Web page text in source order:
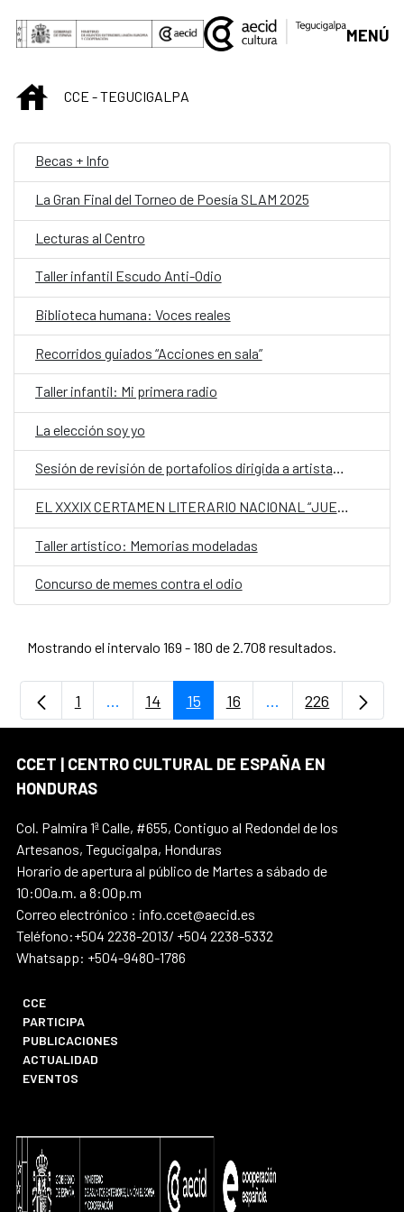
Saltar al contenido principal
MENÚ
INICIOCCE - TEGUCIGALPA
Becas + Info
La Gran Final del Torneo de Poesía SLAM 2025
Lecturas al Centro
Taller infantil Escudo Anti-Odio
Biblioteca humana: Voces reales
Recorridos guiados “Acciones en sala”
Taller infantil: Mi primera radio
La elección soy yo
Sesión de revisión de portafolios dirigida a artistas visuales
EL XXXIX CERTAMEN LITERARIO NACIONAL “JUEGOS FLORALES” DE SANTA ROSA DE COPÁN
Taller artístico: Memorias modeladas
Concurso de memes contra el odio
Mostrando el intervalo 169 - 180 de 2.708 resultados.
Página
1 ...Páginas intermedias Use TAB para
Página
14 Página
15 Página
16 ...PáginasPágina
226
CCET | CENTRO CULTURAL DE ESPAÑA EN
HONDURAS
Col. Palmira 1ª Calle, #655, Contiguo al Redondel de los
Artesanos, Tegucigalpa, Honduras
Horario de apertura al público de Martes a sábado de
10:00a.m. a 8:00p.m
Correo electrónico : info.ccet@aecid.es
Teléfono:+504 2238-2013/ +504 2238-5332
Whatsapp: +504-9480-1786
CCE
PARTICIPA
PUBLICACIONES
ACTUALIDAD
EVENTOS